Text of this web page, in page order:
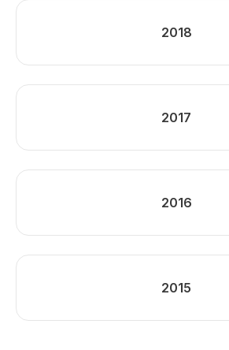
2018
2017
2016
2015